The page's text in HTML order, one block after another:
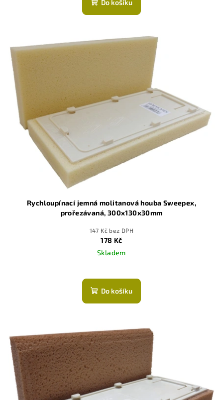
Do košíku
Rychloupínací jemná molitanová houba Sweepex,
prořezávaná, 300x130x30mm
147 Kč bez DPH
178 Kč
Skladem
hodnocení
produktu
5
hvězdiček.
Do košíku